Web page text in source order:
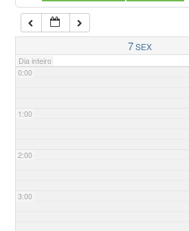
7SEX
Dia inteiro
0:00
1:00
2:00
3:00